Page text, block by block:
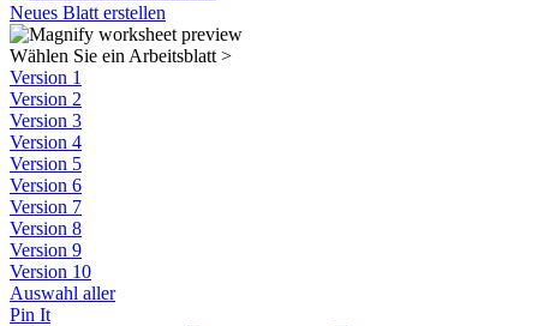
Neues Blatt erstellen
Wählen Sie ein Arbeitsblatt >
Version 1
Version 2
Version 3
Version 4
Version 5
Version 6
Version 7
Version 8
Version 9
Version 10
Auswahl aller
Pin It